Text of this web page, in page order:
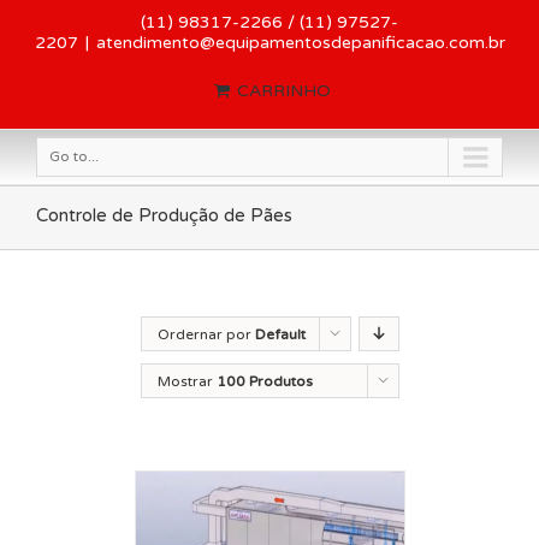
(11) 98317-2266 / (11) 97527-
2207 | atendimento@equipamentosdepanificacao.com.br
CARRINHO
Go to...
Controle de Produção de Pães
Ordernar por Default
Order
Mostrar 100 Produtos